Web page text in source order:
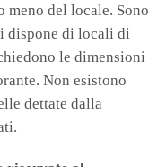
meno del locale. Sono
dispone di locali di
le dimensioni
Non esistono
dettate dalla